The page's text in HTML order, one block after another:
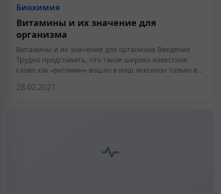
Биохимия
Витамины и их значение для
организма
Витамины и их значение для организма Введение
Трудно представить, что такое широко известное
слово как «витамин» вошло в наш лексикон только в…
28.02.2021